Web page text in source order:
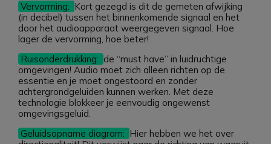
Vervorming: Kort gezegd is dit de gemeten afwijking
(in decibel) tussen het binnenkomende signaal en het
door het audioapparaat weergegeven signaal. Hoe
lager de vervorming, hoe beter!
Ruisonderdrukking: de “must have” in luidruchtige
omgevingen! Audio moet zich alleen richten op de
essentie en je moet ongestoord en zonder
achtergrondgeluiden kunnen werken. Met deze
technologie blokkeer je eenvoudig ongewenst
omgevingsgeluid.
Geluidsopname diagram: Hier hebben we het over